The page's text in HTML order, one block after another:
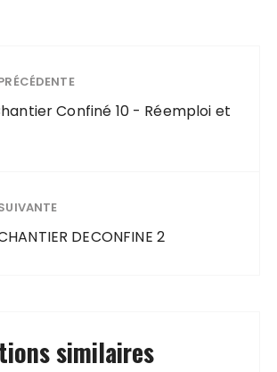
Confiné 10 - Réemploi et
DECONFINE 2
similaires